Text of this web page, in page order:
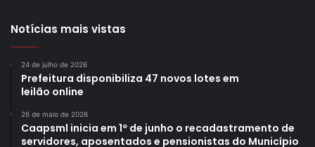
Notícias mais vistas
24 de julho de 2026
Prefeitura disponibiliza 47 novos lotes em
leilão online
26 de maio de 2026
Caapsml inicia em 1º de junho o recadastramento de
servidores, aposentados e pensionistas do Município